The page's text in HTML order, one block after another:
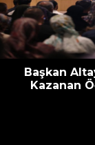
Başkan
Kazanan